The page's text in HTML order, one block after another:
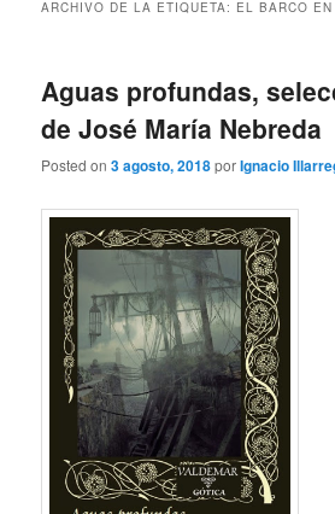
ARCHIVO DE LA ETIQUETA: EL BARCO
Aguas profundas,
de José María Nebreda
Posted on3 agosto, 2018porIgnacio